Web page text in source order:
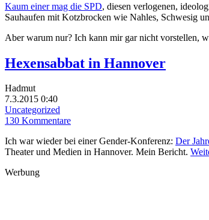
Kaum einer mag die SPD, diesen verlogenen,
Sauhaufen mit Kotzbrocken wie Nahles, Schwesig
Aber warum nur? Ich kann mir gar nicht vorstellen,
Hexensabbat in Hannover
Hadmut
7.3.2015 0:40
Uncategorized
130 Kommentare
Ich war wieder bei einer Gender-Konferenz: Der
Theater und Medien in Hannover. Mein Bericht.
Werbung